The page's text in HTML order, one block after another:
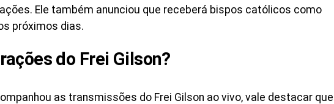
Ele também anunciou que receberá bispos católicos como
próximos dias.
do Frei Gilson?
as transmissões do Frei Gilson ao vivo, vale destacar que